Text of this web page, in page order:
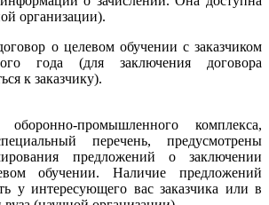
организации).
о целевом обучении с заказчиком
года (для заключения договора
к заказчику).
промышленного комплекса,
перечень, предусмотрены
предложений о заключении
обучении. Наличие предложений
у интересующего вас заказчика или в